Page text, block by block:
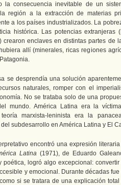
la consecuencia inevitable de un
región a la extracción de materias
a los países industrializados. La
histórica. Las potencias extranjeras
crearon enclaves en distintas partes de
allí (minerales, ricas regiones
se desprendía una solución
naturales, romper con el
No se trataba solo de una
mundo. América Latina era la
marxista-leninista era la
subdesarrollo en América Latina y El
encontró una expresión
Latina (1971), de Eduardo
poética, logró algo excepcional:
y emocional. Durante décadas
si se tratara de una explicación